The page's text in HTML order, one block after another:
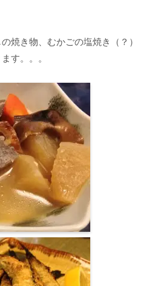
焼き物、むかごの塩焼き（？）
す。。。